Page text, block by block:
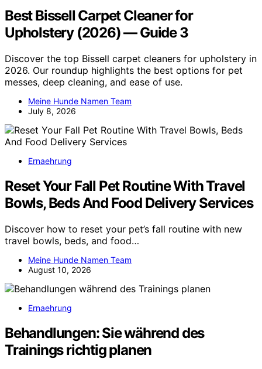
Best Bissell Carpet Cleaner for
Upholstery (2026) — Guide 3
Discover the top Bissell carpet cleaners for upholstery in
2026. Our roundup highlights the best options for pet
messes, deep cleaning, and ease of use.
Meine Hunde Namen Team
July 8, 2026
Ernaehrung
Reset Your Fall Pet Routine With Travel
Bowls, Beds And Food Delivery Services
Discover how to reset your pet’s fall routine with new
travel bowls, beds, and food…
Meine Hunde Namen Team
August 10, 2026
Ernaehrung
Behandlungen: Sie während des
Trainings richtig planen